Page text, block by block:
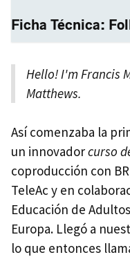
Ficha Técnica:
Hello! I'm Francis
Matthews.
Así comenzaba la
un innovadorcurso
coproducción con
TeleAc y en
Educación de
Europa. Llegó a
lo que entonces